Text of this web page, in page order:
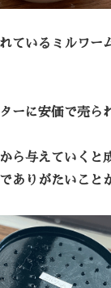
ているミルワー
ーに安価で売ら
ら与えていくと
ありがたいこと